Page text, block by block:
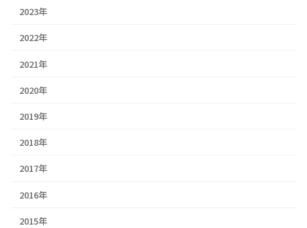
2023年
2022年
2021年
2020年
2019年
2018年
2017年
2016年
2015年